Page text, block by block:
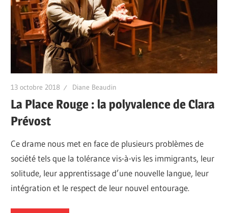
13 octobre 2018 Diane Beaudin
La Place Rouge : la polyvalence de Clara
Prévost
Ce drame nous met en face de plusieurs problèmes de
société tels que la tolérance vis-à-vis les immigrants, leur
solitude, leur apprentissage d’une nouvelle langue, leur
intégration et le respect de leur nouvel entourage.